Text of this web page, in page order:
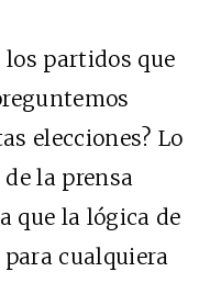
los partidos que
elecciones? Lo
la prensa
que la lógica de
cualquiera